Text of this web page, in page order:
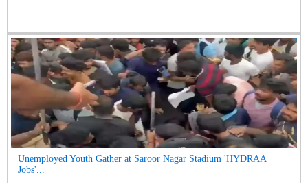
Unemployed Youth Gather at Saroor Nagar Stadium 'HYDRAA
Jobs'...